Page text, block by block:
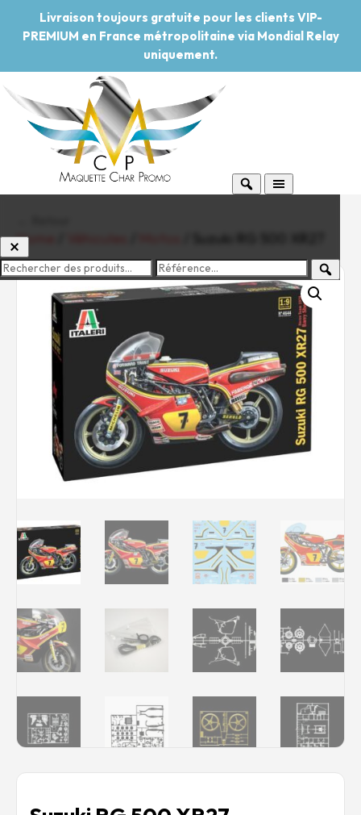
Livraison toujours gratuite pour les clients VIP-
PREMIUM en France métropolitaine via Mondial Relay
uniquement.
Pouvoir d'achat
Rechercher des produits...
Mon panier
0
Connexion / Inscription
Véhicules
Trains
Figurines
Peintures
Puzzles
Carte cadeau
Maquette par marque
Contact
Home